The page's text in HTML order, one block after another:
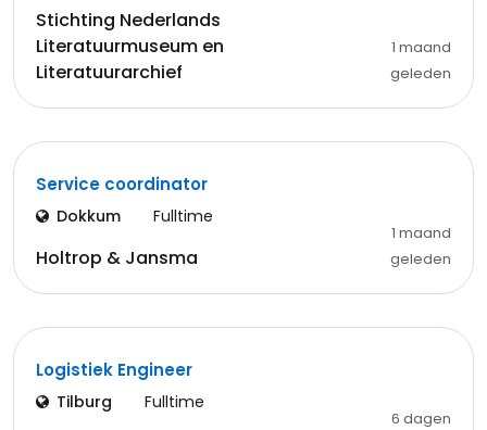
Stichting Nederlands
Literatuurmuseum en
Literatuurarchief
1 maand
geleden
Service coordinator
Dokkum Fulltime
Holtrop & Jansma
1 maand
geleden
Logistiek Engineer
Tilburg Fulltime
6 dagen